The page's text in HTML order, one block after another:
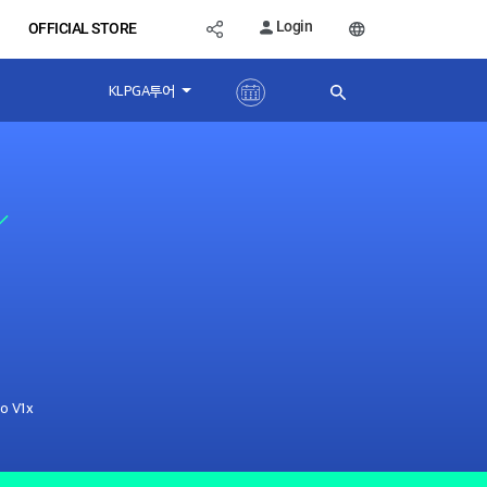
OFFICIAL STORE Login
KLPGA투어
V1x